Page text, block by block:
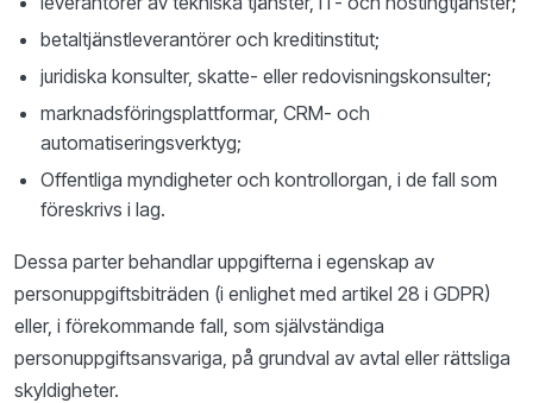
betaltjänstleverantörer och kreditinstitut;
juridiska konsulter, skatte- eller redovisningskonsulter;
marknadsföringsplattformar, CRM- och
automatiseringsverktyg;
Offentliga myndigheter och kontrollorgan, i de fall som
föreskrivs i lag.
Dessa parter behandlar uppgifterna i egenskap av
personuppgiftsbiträden (i enlighet med artikel 28 i GDPR)
eller, i förekommande fall, som självständiga
personuppgiftsansvariga, på grundval av avtal eller rättsliga
skyldigheter.